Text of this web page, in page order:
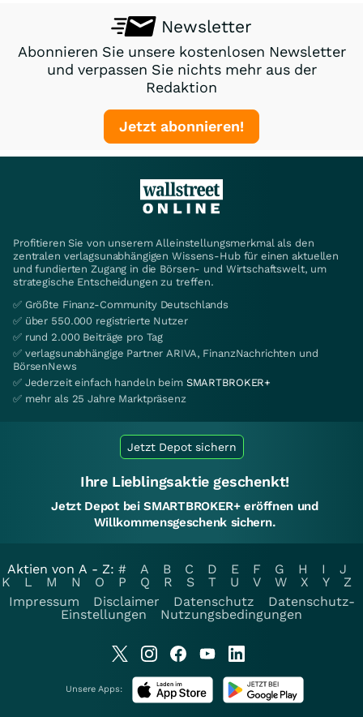
Newsletter
Abonnieren Sie unsere kostenlosen Newsletter
und verpassen Sie nichts mehr aus der
Redaktion
Jetzt abonnieren!
Profitieren Sie von unserem Alleinstellungsmerkmal als den
zentralen verlagsunabhängigen Wissens-Hub für einen aktuellen
und fundierten Zugang in die Börsen- und Wirtschaftswelt, um
strategische Entscheidungen zu treffen.
✅ Größte Finanz-Community Deutschlands
✅ über 550.000 registrierte Nutzer
✅ rund 2.000 Beiträge pro Tag
✅ verlagsunabhängige Partner ARIVA, FinanzNachrichten und
BörsenNews
✅ Jederzeit einfach handeln beim SMARTBROKER+
✅ mehr als 25 Jahre Marktpräsenz
Jetzt Depot sichern
Ihre Lieblingsaktie geschenkt!
Jetzt Depot bei SMARTBROKER+ eröffnen und
Willkommensgeschenk sichern.
Aktien von A - Z: # A B C D E F G H I
J
K
L M N O P Q R S T U V W X Y
Z
Impressum
Disclaimer Datenschutz
Datenschutz-
Einstellungen
Nutzungsbedingungen
Unsere Apps: